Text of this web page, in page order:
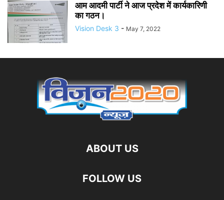
आम आदमी पार्टी ने आज प्रदेश में कार्यकारिणी
का गठन।
Vision Desk 3 - May 7, 2022
ABOUT US
FOLLOW US